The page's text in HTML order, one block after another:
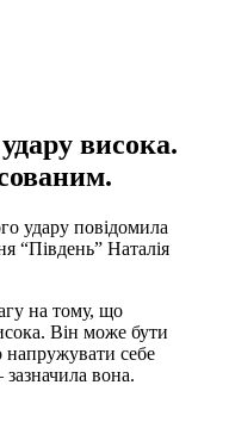
висока.
удару повідомила
“Південь” Наталія
на тому, що
Він може бути
себе
вона.